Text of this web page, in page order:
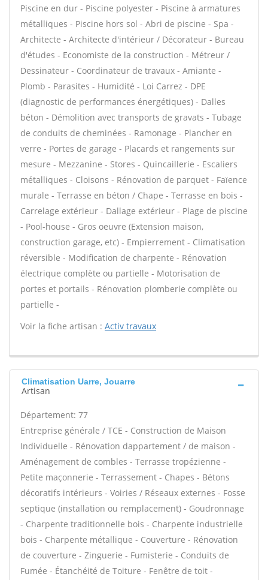
Piscine en dur - Piscine polyester - Piscine à armatures
métalliques - Piscine hors sol - Abri de piscine - Spa -
Architecte - Architecte d'intérieur / Décorateur - Bureau
d'études - Economiste de la construction - Métreur /
Dessinateur - Coordinateur de travaux - Amiante -
Plomb - Parasites - Humidité - Loi Carrez - DPE
(diagnostic de performances énergétiques) - Dalles
béton - Démolition avec transports de gravats - Tubage
de conduits de cheminées - Ramonage - Plancher en
verre - Portes de garage - Placards et rangements sur
mesure - Mezzanine - Stores - Quincaillerie - Escaliers
métalliques - Cloisons - Rénovation de parquet - Faïence
murale - Terrasse en béton / Chape - Terrasse en bois -
Carrelage extérieur - Dallage extérieur - Plage de piscine
- Pool-house - Gros oeuvre (Extension maison,
construction garage, etc) - Empierrement - Climatisation
réversible - Modification de charpente - Rénovation
électrique complète ou partielle - Motorisation de
portes et portails - Rénovation plomberie complète ou
partielle -
Voir la fiche artisan : Activ travaux
Climatisation Uarre, Jouarre
Artisan
Département: 77
Entreprise générale / TCE - Construction de Maison
Individuelle - Rénovation dappartement / de maison -
Aménagement de combles - Terrasse tropézienne -
Petite maçonnerie - Terrassement - Chapes - Bétons
décoratifs intérieurs - Voiries / Réseaux externes - Fosse
septique (installation ou remplacement) - Goudronnage
- Charpente traditionnelle bois - Charpente industrielle
bois - Charpente métallique - Couverture - Rénovation
de couverture - Zinguerie - Fumisterie - Conduits de
Fumée - Étanchéité de Toiture - Fenêtre de toit -